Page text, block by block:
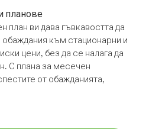
планове
план ви дава гъвкавостта да
към стационарни и
цени, без да се налага да
С плана за месечен
от обажданията,